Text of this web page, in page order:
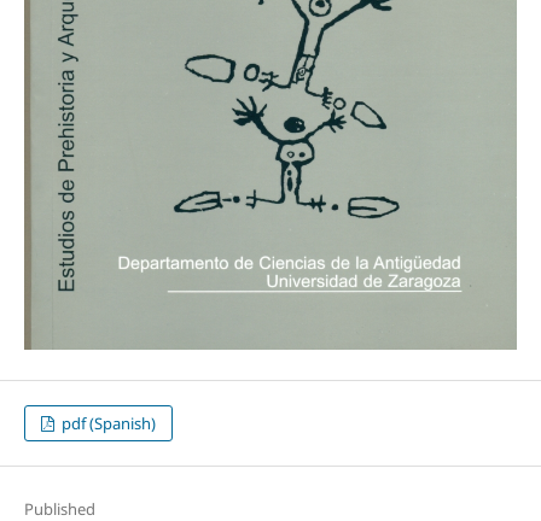
pdf (Spanish)
Published